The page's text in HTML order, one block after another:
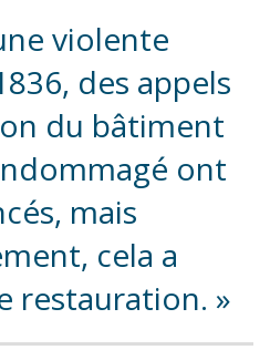
violente
des appels
du bâtiment
ont
mais
cela a
restauration.